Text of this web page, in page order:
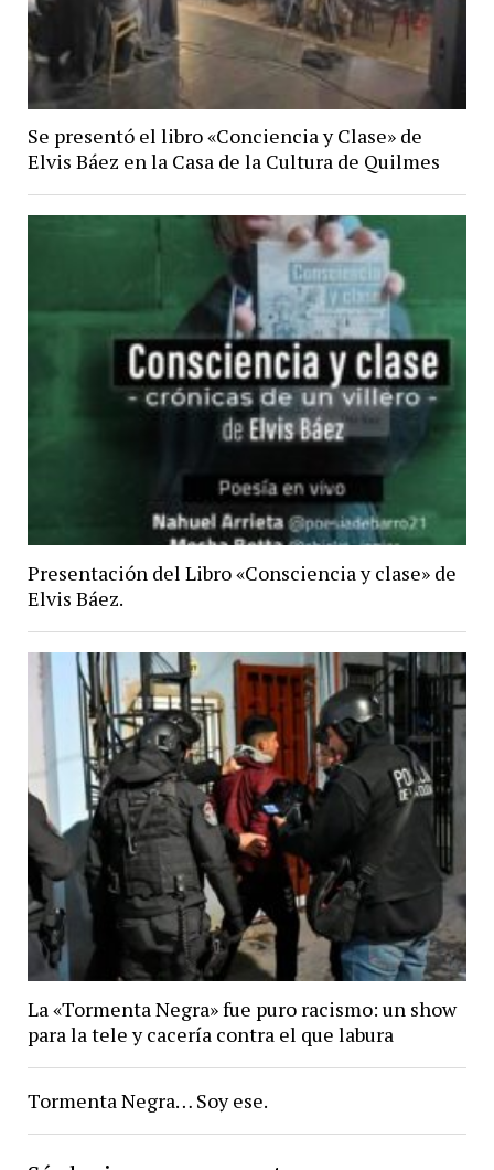
Se presentó el libro «Conciencia y Clase» de
Elvis Báez en la Casa de la Cultura de Quilmes
Presentación del Libro «Consciencia y clase» de
Elvis Báez.
La «Tormenta Negra» fue puro racismo: un show
para la tele y cacería contra el que labura
Tormenta Negra… Soy ese.